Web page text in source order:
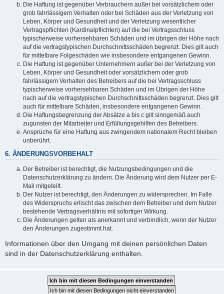
Die Haftung ist gegenüber Verbrauchern außer bei vorsätzlichem oder
grob fahrlässigem Verhalten oder bei Schäden aus der Verletzung von
Leben, Körper und Gesundheit und der Verletzung wesentlicher
Vertragspflichten (Kardinalpflichten) auf die bei Vertragsschluss
typischerweise vorhersehbaren Schäden und im übrigen der Höhe nach
auf die vertragstypischen Durchschnittsschäden begrenzt. Dies gilt auch
für mittelbare Folgeschäden wie insbesondere entgangenen Gewinn.
Die Haftung ist gegenüber Unternehmern außer bei der Verletzung von
Leben, Körper und Gesundheit oder vorsätzlichem oder grob
fahrlässigem Verhalten des Betreibers auf die bei Vertragsschluss
typischerweise vorhersehbaren Schäden und im Übrigen der Höhe
nach auf die vertragstypischen Durchschnittsschäden begrenzt. Dies gilt
auch für mittelbare Schäden, insbesondere entgangenen Gewinn.
Die Haftungsbegrenzung der Absätze a bis c gilt sinngemäß auch
zugunsten der Mitarbeiter und Erfüllungsgehilfen des Betreibers.
Ansprüche für eine Haftung aus zwingendem nationalem Recht bleiben
unberührt.
6. ÄNDERUNGSVORBEHALT
Der Betreiber ist berechtigt, die Nutzungsbedingungen und die
Datenschutzerklärung zu ändern. Die Änderung wird dem Nutzer per E-
Mail mitgeteilt.
Der Nutzer ist berechtigt, den Änderungen zu widersprechen. Im Falle
des Widerspruchs erlischt das zwischen dem Betreiber und dem Nutzer
bestehende Vertragsverhältnis mit sofortiger Wirkung.
Die Änderungen gelten als anerkannt und verbindlich, wenn der Nutzer
den Änderungen zugestimmt hat.
Informationen über den Umgang mit deinen persönlichen Daten
sind in der Datenschutzerklärung enthalten.